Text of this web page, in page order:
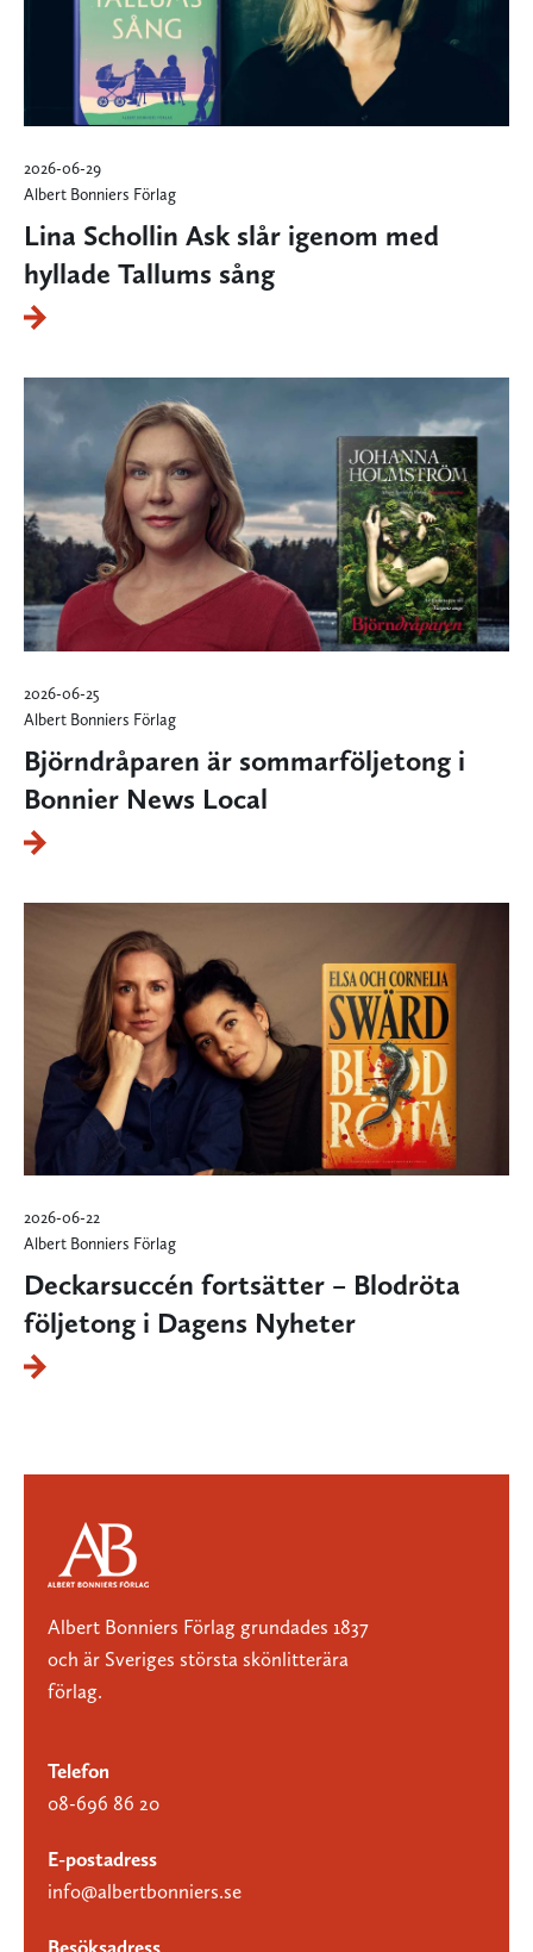
2026-06-29
Albert Bonniers Förlag
Lina Schollin Ask slår igenom med
hyllade Tallums sång
2026-06-25
Albert Bonniers Förlag
Björndråparen är sommarföljetong i
Bonnier News Local
2026-06-22
Albert Bonniers Förlag
Deckarsuccén fortsätter – Blodröta
följetong i Dagens Nyheter
Albert Bonniers Förlag grundades 1837
och är Sveriges största skönlitterära
förlag.
Telefon
08-696 86 20
E-postadress
info@albertbonniers.se